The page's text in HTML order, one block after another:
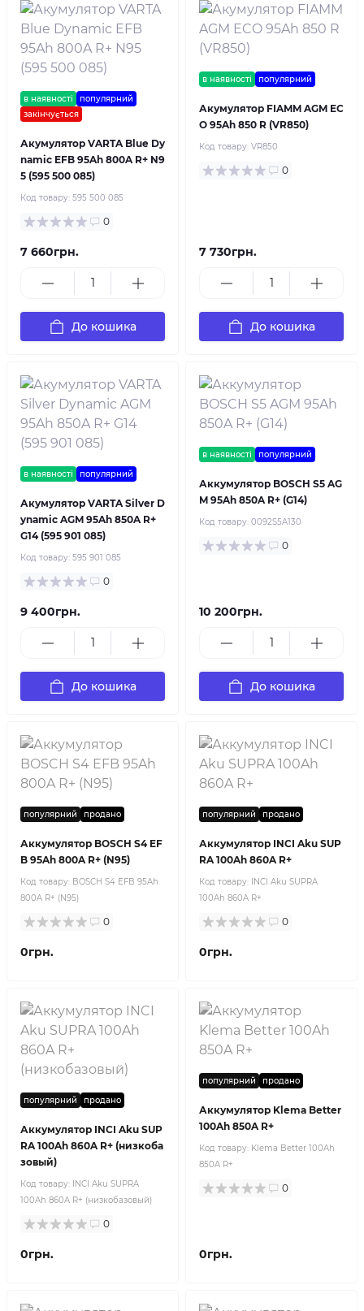
в наявності
популярний
закінчується
Акумулятор VARTA Blue Dy
namic EFB 95Ah 800A R+ N9
5 (595 500 085)
Код товару: 595 500 085
0
7 660грн.
До кошика
в наявності популярний
Акумулятор FIAMM AGM EC
O 95Ah 850 R (VR850)
Код товару: VR850
0
7 730грн.
До кошика
в наявності популярний
Акумулятор VARTA Silver D
ynamic AGM 95Ah 850A R+
G14 (595 901 085)
Код товару: 595 901 085
0
9 400грн.
До кошика
в наявності популярний
Аккумулятор BOSCH S5 AG
M 95Ah 850A R+ (G14)
Код товару: 0092S5A130
0
10 200грн.
До кошика
популярний продано
Аккумулятор BOSCH S4 EF
B 95Ah 800A R+ (N95)
Код товару: BOSCH S4 EFB 95Ah
800A R+ (N95)
0
0грн.
популярний продано
Аккумулятор INCI Aku SUP
RA 100Ah 860A R+
Код товару: INCI Aku SUPRA
100Ah 860A R+
0
0грн.
популярний продано
Аккумулятор INCI Aku SUP
RA 100Ah 860A R+ (низкоба
зовый)
Код товару: INCI Aku SUPRA
100Ah 860A R+ (низкобазовый)
0
0грн.
популярний продано
Аккумулятор Klema Better
100Ah 850A R+
Код товару: Klema Better 100Ah
850A R+
0
0грн.